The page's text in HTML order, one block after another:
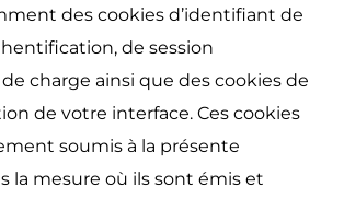
des cookies d’identifiant de
de session
charge ainsi que des cookies de
de votre interface. Ces cookies
soumis à la présente
la mesure où ils sont émis et